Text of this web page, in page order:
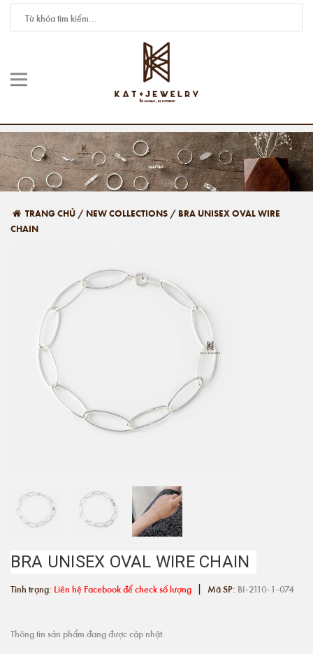
TRANG CHỦ / NEW COLLECTIONS / BRA UNISEX OVAL WIRE
CHAIN
BRA UNISEX OVAL WIRE CHAIN
Tình trạng: Liên hệ Facebook để check số lượng | Mã SP: BI-2110-1-074
Thông tin sản phẩm đang được cập nhật.